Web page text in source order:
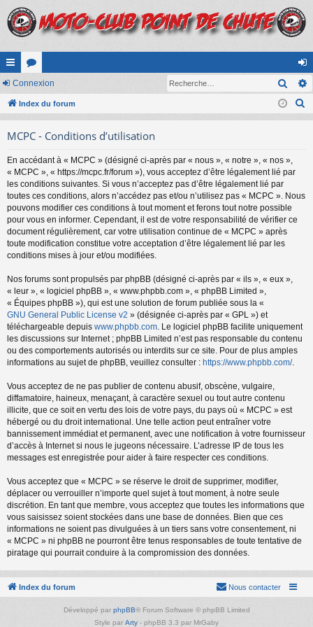
cc
ès
de
or
u
on
ne
Connexion
Index du forum
MCPC - Conditions d’utilisation
En accédant à « MCPC » (désigné ci-après par « nous », « notre », « nos »,
« MCPC », « https://mcpc.fr/forum »), vous acceptez d’être légalement lié par
les conditions suivantes. Si vous n’acceptez pas d’être légalement lié par
toutes ces conditions, alors n’accédez pas et/ou n’utilisez pas « MCPC ». Nous
pouvons modifier ces conditions à tout moment et ferons tout notre possible
pour vous en informer. Cependant, il est de votre responsabilité de vérifier ce
document régulièrement, car votre utilisation continue de « MCPC » après
toute modification constitue votre acceptation d’être légalement lié par les
conditions mises à jour et/ou modifiées.
Nos forums sont propulsés par phpBB (désigné ci-après par « ils », « eux »,
« leur », « logiciel phpBB », « www.phpbb.com », « phpBB Limited »,
« Équipes phpBB »), qui est une solution de forum publiée sous la «
GNU General Public License v2 » (désignée ci-après par « GPL ») et
téléchargeable depuis www.phpbb.com. Le logiciel phpBB facilite uniquement
les discussions sur Internet ; phpBB Limited n’est pas responsable du contenu
ou des comportements autorisés ou interdits sur ce site. Pour de plus amples
informations au sujet de phpBB, veuillez consulter : https://www.phpbb.com/.
Vous acceptez de ne pas publier de contenu abusif, obscène, vulgaire,
diffamatoire, haineux, menaçant, à caractère sexuel ou tout autre contenu
illicite, que ce soit en vertu des lois de votre pays, du pays où « MCPC » est
hébergé ou du droit international. Une telle action peut entraîner votre
bannissement immédiat et permanent, avec une notification à votre fournisseur
d’accès à Internet si nous le jugeons nécessaire. L’adresse IP de tous les
messages est enregistrée pour aider à faire respecter ces conditions.
Vous acceptez que « MCPC » se réserve le droit de supprimer, modifier,
déplacer ou verrouiller n’importe quel sujet à tout moment, à notre seule
discrétion. En tant que membre, vous acceptez que toutes les informations que
vous saisissez soient stockées dans une base de données. Bien que ces
informations ne soient pas divulguées à un tiers sans votre consentement, ni
« MCPC » ni phpBB ne pourront être tenus responsables de toute tentative de
piratage qui pourrait conduire à la compromission des données.
Index du forum Nous contacter
Développé par phpBB® Forum Software © phpBB Limited
Style par Arty - phpBB 3.3 par MrGaby